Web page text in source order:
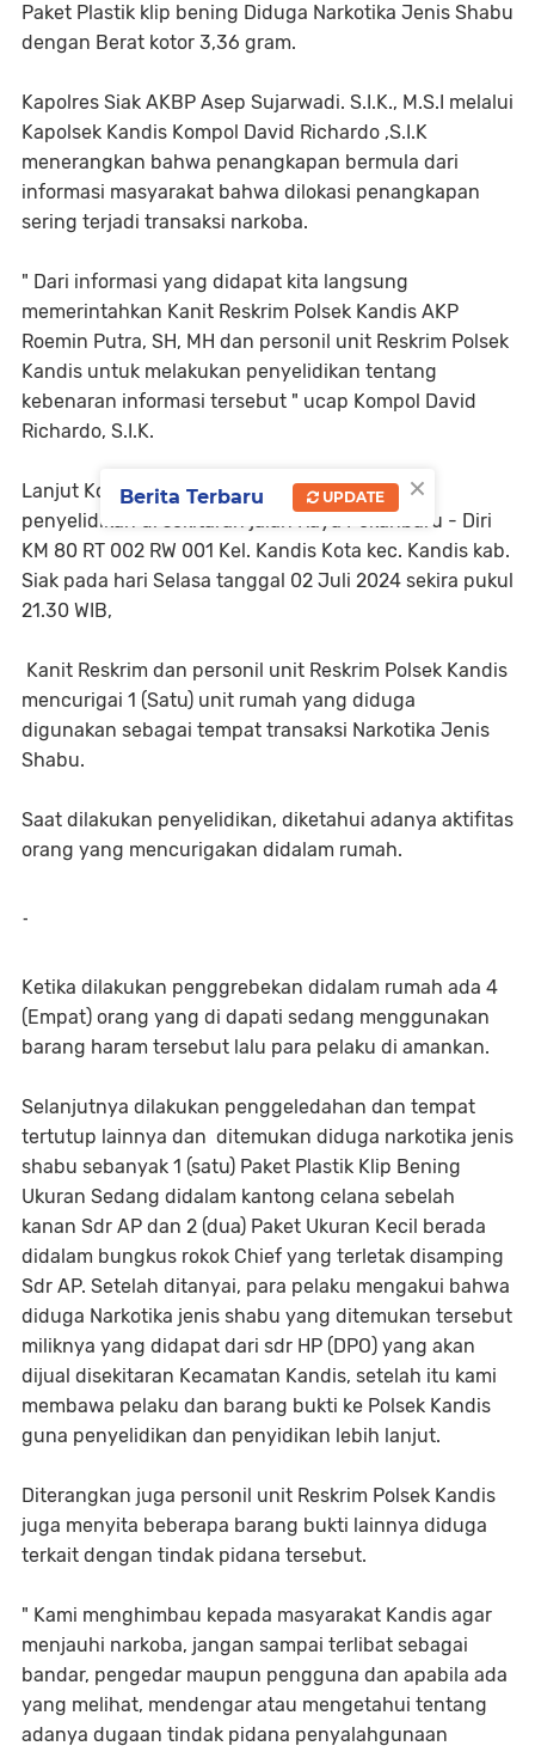
Paket Plastik klip bening Diduga Narkotika Jenis Shabu
dengan Berat kotor 3,36 gram.
Kapolres Siak AKBP Asep Sujarwadi. S.I.K., M.S.I melalui
Kapolsek Kandis Kompol David Richardo ,S.I.K
menerangkan bahwa penangkapan bermula dari
informasi masyarakat bahwa dilokasi penangkapan
sering terjadi transaksi narkoba.
" Dari informasi yang didapat kita langsung
memerintahkan Kanit Reskrim Polsek Kandis AKP
Roemin Putra, SH, MH dan personil unit Reskrim Polsek
Kandis untuk melakukan penyelidikan tentang
kebenaran informasi tersebut " ucap Kompol David
Richardo, S.I.K.
Lanjut Kompol David Richardo, S.I.K, dari hasil
penyelidikan di sekitaran jalan Raya Pekanbaru - Diri
KM 80 RT 002 RW 001 Kel. Kandis Kota kec. Kandis kab.
Siak pada hari Selasa tanggal 02 Juli 2024 sekira pukul
21.30 WIB,
Kanit Reskrim dan personil unit Reskrim Polsek Kandis
mencurigai 1 (Satu) unit rumah yang diduga
digunakan sebagai tempat transaksi Narkotika Jenis
Shabu.
Saat dilakukan penyelidikan, diketahui adanya aktifitas
orang yang mencurigakan didalam rumah.
-
Ketika dilakukan penggrebekan didalam rumah ada 4
(Empat) orang yang di dapati sedang menggunakan
barang haram tersebut lalu para pelaku di amankan.
Selanjutnya dilakukan penggeledahan dan tempat
tertutup lainnya dan ditemukan diduga narkotika jenis
shabu sebanyak 1 (satu) Paket Plastik Klip Bening
Ukuran Sedang didalam kantong celana sebelah
kanan Sdr AP dan 2 (dua) Paket Ukuran Kecil berada
didalam bungkus rokok Chief yang terletak disamping
Sdr AP. Setelah ditanyai, para pelaku mengakui bahwa
diduga Narkotika jenis shabu yang ditemukan tersebut
miliknya yang didapat dari sdr HP (DPO) yang akan
dijual disekitaran Kecamatan Kandis, setelah itu kami
membawa pelaku dan barang bukti ke Polsek Kandis
guna penyelidikan dan penyidikan lebih lanjut.
Diterangkan juga personil unit Reskrim Polsek Kandis
juga menyita beberapa barang bukti lainnya diduga
terkait dengan tindak pidana tersebut.
" Kami menghimbau kepada masyarakat Kandis agar
menjauhi narkoba, jangan sampai terlibat sebagai
bandar, pengedar maupun pengguna dan apabila ada
yang melihat, mendengar atau mengetahui tentang
adanya dugaan tindak pidana penyalahgunaan
×
Berita Terbaru UPDATE